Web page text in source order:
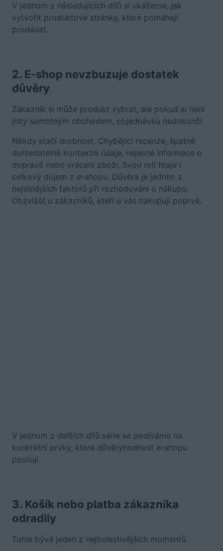
V jednom z následujících dílů si ukážeme, jak
vytvořit produktové stránky, které pomáhají
prodávat.
2. E-shop nevzbuzuje dostatek
důvěry
Zákazník si může produkt vybrat, ale pokud si není
jistý samotným obchodem, objednávku nedokončí.
Někdy stačí drobnost. Chybějící recenze, špatně
dohledatelné kontaktní údaje, nejasné informace o
dopravě nebo vrácení zboží. Svou roli hraje i
celkový dojem z e-shopu. Důvěra je jedním z
nejsilnějších faktorů při rozhodování o nákupu.
Obzvlášť u zákazníků, kteří u vás nakupují poprvé.
V jednom z dalších dílů série se podíváme na
konkrétní prvky, které důvěryhodnost e-shopu
posilují.
3. Košík nebo platba zákazníka
odradily
Tohle bývá jeden z nejbolestivějších momentů.